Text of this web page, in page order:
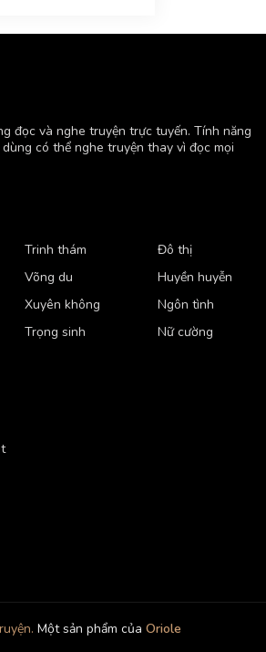
đọc và nghe truyện trực tuyến. Tính năng
có thể nghe truyện thay vì đọc mọi
Trinh thám
Võng du
Xuyên không
Trọng sinh
Đô thị
Huyền huyễn
Ngôn tình
Nữ cường
Một sản phẩm của Oriole